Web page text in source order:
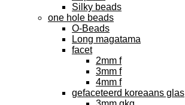
Silky beads
one hole beads
O-Beads
Long magatama
facet
2mm f
3mm f
4mm f
gefaceteerd koreaans glas